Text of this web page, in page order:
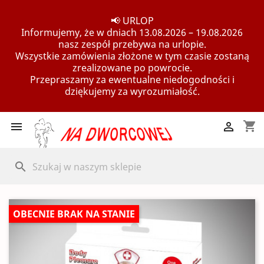
📢 URLOP
Informujemy, że w dniach 13.08.2026 – 19.08.2026
nasz zespół przebywa na urlopie.
Wszystkie zamówienia złożone w tym czasie zostaną
zrealizowane po powrocie.
Przepraszamy za ewentualne niedogodności i
dziękujemy za wyrozumiałość.
 shopping_cart

search
OBECNIE BRAK NA STANIE